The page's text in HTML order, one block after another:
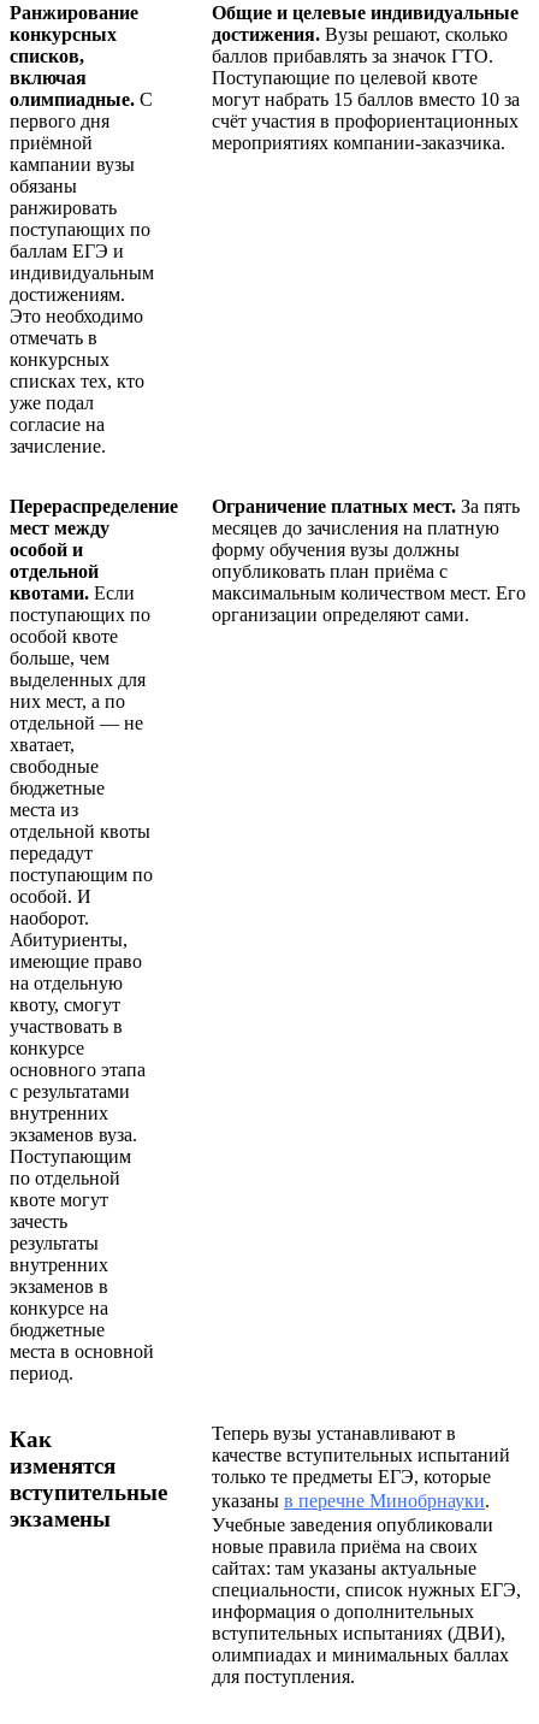
Ранжирование
конкурсных
списков,
включая
олимпиадные. С
первого дня
приёмной
кампании вузы
обязаны
ранжировать
поступающих по
баллам ЕГЭ и
индивидуальным
достижениям.
Это необходимо
отмечать в
конкурсных
списках тех, кто
уже подал
согласие на
зачисление.
Общие и целевые индивидуальные
достижения. Вузы решают, сколько
баллов прибавлять за значок ГТО.
Поступающие по целевой квоте
могут набрать 15 баллов вместо 10 за
счёт участия в профориентационных
мероприятиях компании-заказчика.
Перераспределение
мест между
особой и
отдельной
квотами. Если
поступающих по
особой квоте
больше, чем
выделенных для
них мест, а по
отдельной — не
хватает,
свободные
бюджетные
места из
отдельной квоты
передадут
поступающим по
особой. И
наоборот.
Абитуриенты,
имеющие право
на отдельную
квоту, смогут
участвовать в
конкурсе
основного этапа
с результатами
внутренних
экзаменов вуза.
Поступающим
по отдельной
квоте могут
зачесть
результаты
внутренних
экзаменов в
конкурсе на
бюджетные
места в основной
период.
Ограничение платных мест. За пять
месяцев до зачисления на платную
форму обучения вузы должны
опубликовать план приёма с
максимальным количеством мест. Его
организации определяют сами.
Как
изменятся
вступительные
экзамены
​​Теперь вузы устанавливают в
качестве вступительных испытаний
только те предметы ЕГЭ, которые
указаны в перечне Минобрнауки.
Учебные заведения опубликовали
новые правила приёма на своих
сайтах: там указаны актуальные
специальности, список нужных ЕГЭ,
информация о дополнительных
вступительных испытаниях (ДВИ),
олимпиадах и минимальных баллах
для поступления.